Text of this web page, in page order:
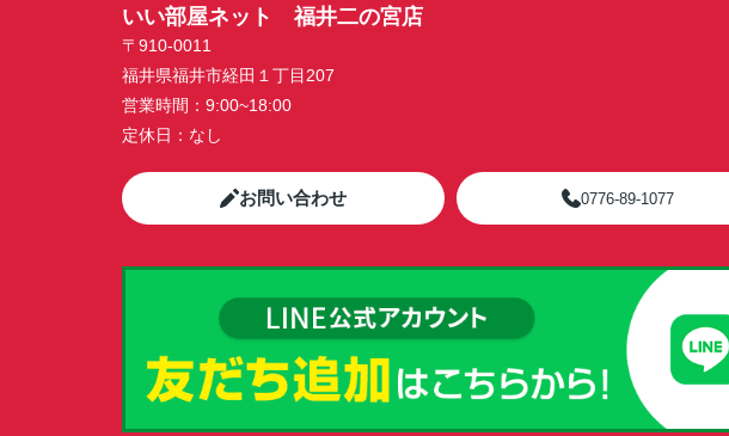
いい部屋ネット 福井二の宮店
〒910-0011
福井県福井市経田１丁目207
営業時間： 9:00~18:00
定休日： なし
お問い合わせ 0776-89-1077